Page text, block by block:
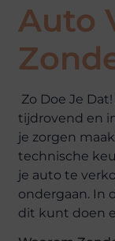
Auto
Zo Doe Je
tijdrovend en
je zorgen
technische
je auto te
ondergaan. In
dit kunt doen